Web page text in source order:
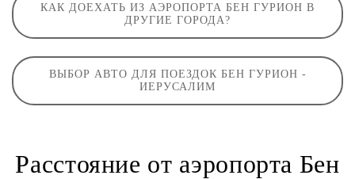
КАК ДОЕХАТЬ ИЗ АЭРОПОРТА БЕН ГУРИОН В
ДРУГИЕ ГОРОДА?
ВЫБОР АВТО ДЛЯ ПОЕЗДОК БЕН ГУРИОН -
ИЕРУСАЛИМ
Расстояние от аэропорта Бен